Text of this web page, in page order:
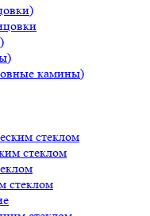
камины)
стеклом
стеклом
стеклом